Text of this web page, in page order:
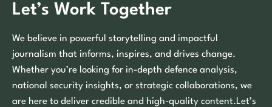
Let’s Work Together
We believe in powerful storytelling and impactful
journalism that informs, inspires, and drives change.
Whether you’re looking for in-depth defence analysis,
national security insights, or strategic collaborations, we
are here to deliver credible and high-quality content.Let’s